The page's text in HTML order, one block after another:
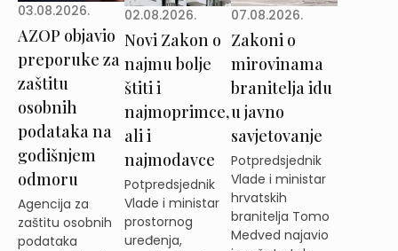
03.08.2026.
AZOP objavio
preporuke za
zaštitu
osobnih
podataka na
godišnjem
odmoru
Agencija za
zaštitu osobnih
podataka
02.08.2026.
Novi Zakon o
najmu bolje
štiti i
najmoprimce,
ali i
najmodavce
Potpredsjednik
Vlade i ministar
prostornog
uređenja,
07.08.2026.
Zakoni o
mirovinama
branitelja idu
u javno
savjetovanje
Potpredsjednik
Vlade i ministar
hrvatskih
branitelja Tomo
Medved najavio